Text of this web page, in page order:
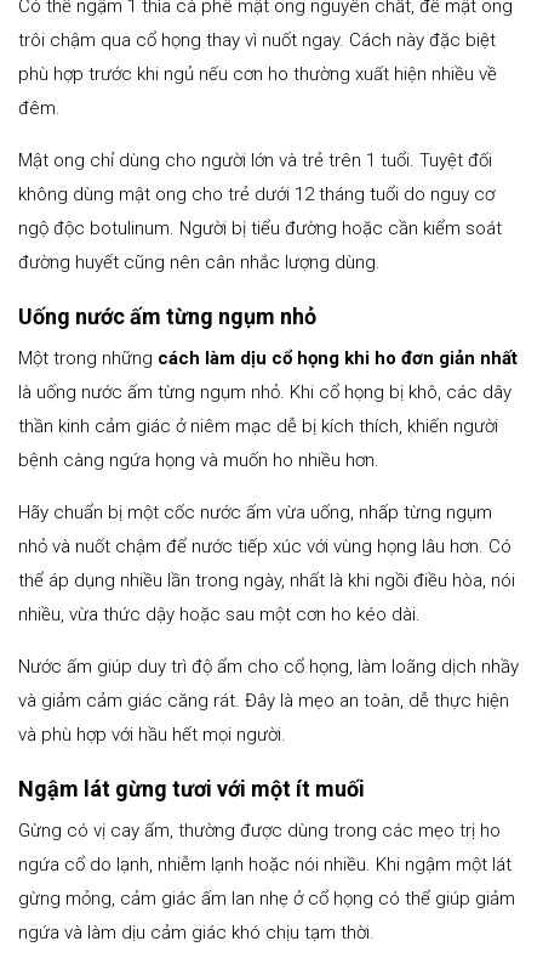
Có thể ngậm 1 thìa cà phê mật ong nguyên chất, để mật ong
trôi chậm qua cổ họng thay vì nuốt ngay. Cách này đặc biệt
phù hợp trước khi ngủ nếu cơn ho thường xuất hiện nhiều về
đêm.
Mật ong chỉ dùng cho người lớn và trẻ trên 1 tuổi. Tuyệt đối
không dùng mật ong cho trẻ dưới 12 tháng tuổi do nguy cơ
ngộ độc botulinum. Người bị tiểu đường hoặc cần kiểm soát
đường huyết cũng nên cân nhắc lượng dùng.
Uống nước ấm từng ngụm nhỏ
Một trong những cách làm dịu cổ họng khi ho đơn giản nhất
là uống nước ấm từng ngụm nhỏ. Khi cổ họng bị khô, các dây
thần kinh cảm giác ở niêm mạc dễ bị kích thích, khiến người
bệnh càng ngứa họng và muốn ho nhiều hơn.
Hãy chuẩn bị một cốc nước ấm vừa uống, nhấp từng ngụm
nhỏ và nuốt chậm để nước tiếp xúc với vùng họng lâu hơn. Có
thể áp dụng nhiều lần trong ngày, nhất là khi ngồi điều hòa, nói
nhiều, vừa thức dậy hoặc sau một cơn ho kéo dài.
Nước ấm giúp duy trì độ ẩm cho cổ họng, làm loãng dịch nhầy
và giảm cảm giác căng rát. Đây là mẹo an toàn, dễ thực hiện
và phù hợp với hầu hết mọi người.
Ngậm lát gừng tươi với một ít muối
Gừng có vị cay ấm, thường được dùng trong các mẹo trị ho
ngứa cổ do lạnh, nhiễm lạnh hoặc nói nhiều. Khi ngậm một lát
gừng mỏng, cảm giác ấm lan nhẹ ở cổ họng có thể giúp giảm
ngứa và làm dịu cảm giác khó chịu tạm thời.